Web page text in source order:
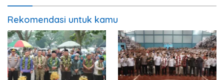
Rekomendasi untuk kamu